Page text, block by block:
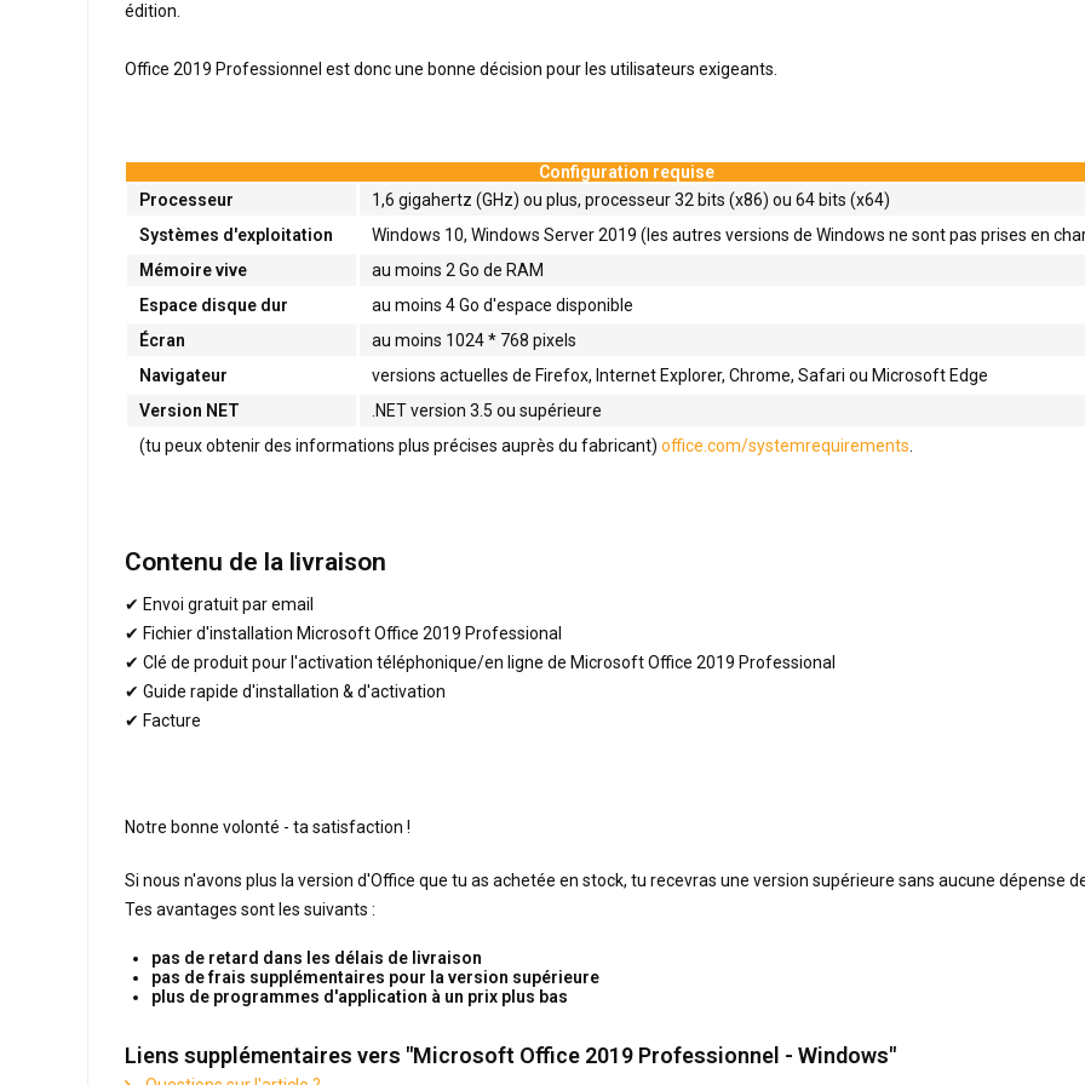
édition.
Office 2019 Professionnel est donc une bonne décision pour les utilisateurs exigeants.
Configuration requise
Processeur
1,6 gigahertz (GHz) ou plus, processeur 32 bits (x86) ou 64 bits (x64)
Systèmes d'exploitation
Windows 10, Windows Server 2019 (les autres versions de Windows ne sont pas prises en
Mémoire vive
au moins 2 Go de RAM
Espace disque dur
au moins 4 Go d'espace disponible
Écran
au moins 1024 * 768 pixels
Navigateur
versions actuelles de Firefox, Internet Explorer, Chrome, Safari ou Microsoft Edge
Version NET
.NET version 3.5 ou supérieure
(tu peux obtenir des informations plus précises auprès du fabricant) office.com/systemrequirements
Contenu de la livraison
✔ Envoi gratuit par email
✔ Fichier d'installation Microsoft Office 2019 Professional
✔ Clé de produit pour l'activation téléphonique/en ligne de Microsoft Office 2019 Professional
✔ Guide rapide d'installation & d'activation
✔ Facture
Notre bonne volonté - ta satisfaction !
Si nous n'avons plus la version d'Office que tu as achetée en stock, tu recevras une version supérieure sans aucune dépense
Tes avantages sont les suivants :
pas de retard dans les délais de livraison
pas de frais supplémentaires pour la version supérieure
plus de programmes d'application à un prix plus bas
Liens supplémentaires vers "Microsoft Office 2019 Professionnel - Windows"